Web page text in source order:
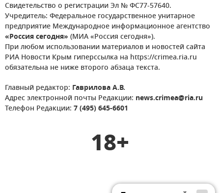
Свидетельство о регистрации Эл № ФС77-57640.
Учредитель: Федеральное государственное унитарное
предприятие Международное информационное агентство
«Россия сегодня» (МИА «Россия сегодня»).
При любом использовании материалов и новостей сайта
РИА Новости Крым гиперссылка на https://crimea.ria.ru
обязательна не ниже второго абзаца текста.
Главный редактор: Гаврилова А.В.
Адрес электронной почты Редакции: news.crimea@ria.ru
Телефон Редакции: 7 (495) 645-6601
18+